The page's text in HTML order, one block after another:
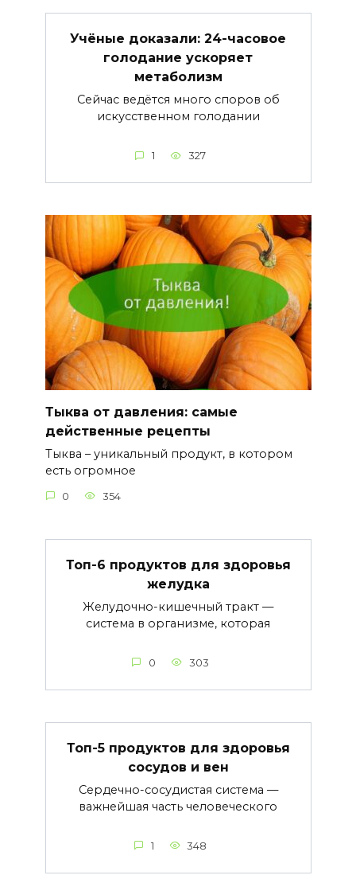
Учёные доказали: 24-часовое
голодание ускоряет
метаболизм
Сейчас ведётся много споров об
искусственном голодании
1 327
Тыква от давления: самые
действенные рецепты
Тыква – уникальный продукт, в котором
есть огромное
0 354
Топ-6 продуктов для здоровья
желудка
Желудочно-кишечный тракт —
система в организме, которая
0 303
Топ-5 продуктов для здоровья
сосудов и вен
Сердечно-сосудистая система —
важнейшая часть человеческого
1 348